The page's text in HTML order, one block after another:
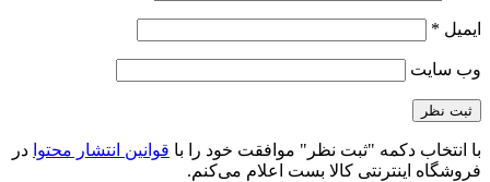
ایمیل *
وب‌ سایت
با انتخاب دکمه "ثبت نظر" موافقت خود را با قوانین انتشار محتوا در
فروشگاه اینترنتی کالا بست اعلام می‌کنم.